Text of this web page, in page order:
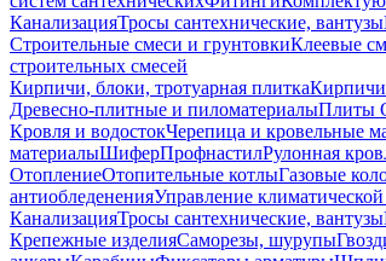
КанализацияТросы сантехнические, вантузы
Строительные смеси и грунтовкиКлеевые
строительных смесей
Кирпичи, блоки, тротуарная плиткаКирпичи
Древесно-плитные и пиломатериалыПлиты
Кровля и водостокЧерепица и кровельные
материалыШиферПрофнастилРулонная
ОтоплениеОтопительные котлыГазовые
антиобледененияУправление
КанализацияТросы сантехнические, вантузы
Крепежные изделияСаморезы, шурупы